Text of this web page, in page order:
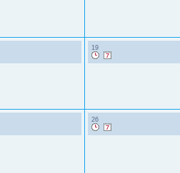
19
26